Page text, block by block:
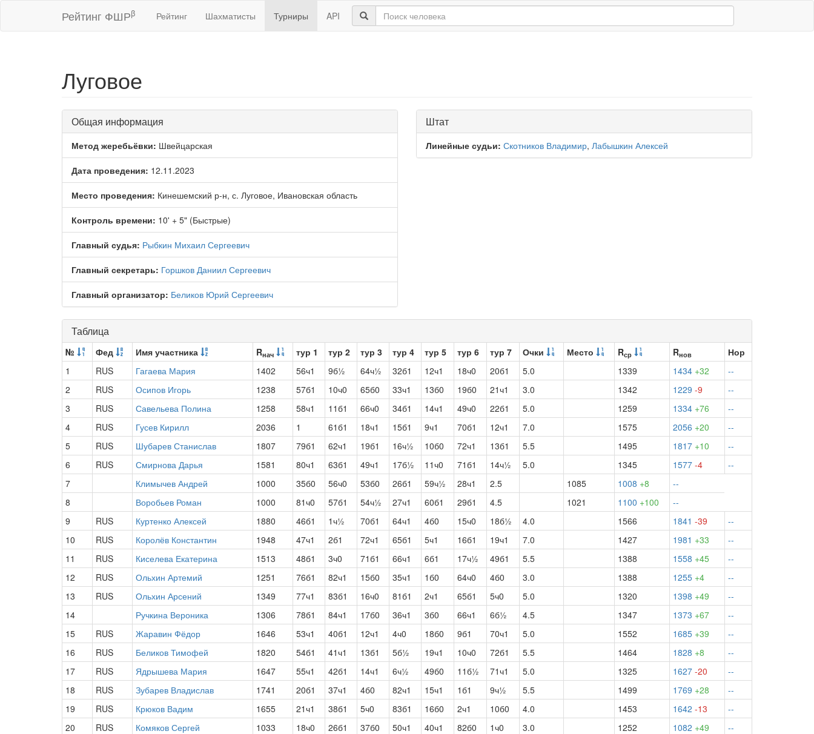
Рейтинг ФШРβ Рейтинг Шахматисты Турниры API
Луговое
Общая информация
Метод жеребьёвки: Швейцарская
Дата проведения: 12.11.2023
Место проведения: Кинешемский р-н, с. Луговое, Ивановская область
Контроль времени: 10' + 5" (Быстрые)
Главный судья: Рыбкин Михаил Сергеевич
Главный секретарь: Горшков Даниил Сергеевич
Главный организатор: Беликов Юрий Сергеевич
Штат
Линейные судьи: Скотников Владимир, Лабышкин Алексей
Таблица
№ Фед Имя участника Rнач тур 1 тур 2 тур 3 тур 4 тур 5 тур 6 тур 7 Очки Место Rср Rнов
Нор
1
RUS Гагаева Мария 1402 56ч1 9б½ 64ч½ 32б1 12ч1 18ч0 20б1 5.0 1339 1434 +32
--
2
RUS Осипов Игорь 1238 57б1 10ч0 65б0 33ч1 13б0 19б0 21ч1 3.0 1342 1229 -9
--
3
RUS Савельева Полина 1258 58ч1 11б1 66ч0 34б1 14ч1 49ч0 22б1 5.0 1259 1334 +76
--
4
RUS Гусев Кирилл 2036 1 61б1 18ч1 15б1 9ч1 70б1 12ч1 7.0 1575 2056 +20
--
5
RUS Шубарев Станислав 1807 79б1 62ч1 19б1 16ч½ 10б0 72ч1 13б1 5.5 1495 1817 +10
--
6
RUS Смирнова Дарья 1581 80ч1 63б1 49ч1 17б½ 11ч0 71б1 14ч½ 5.0 1345 1577 -4
--
7
Климычев Андрей 1000 35б0 56ч0 53б0 26б1 59ч½ 28ч1 2.5 1085 1008 +8
--
8
Воробьев Роман 1000 81ч0 57б1 54ч½ 27ч1 60б1 29б1 4.5 1021 1100 +100
--
9
RUS Куртенко Алексей 1880 46б1 1ч½ 70б1 64ч1 4б0 15ч0 18б½ 4.0 1566 1841 -39
--
10
RUS Королёв Константин 1948 47ч1 2б1 72ч1 65б1 5ч1 16б1 19ч1 7.0 1427 1981 +33
--
11
RUS Киселева Екатерина 1513 48б1 3ч0 71б1 66ч1 6б1 17ч½ 49б1 5.5 1388 1558 +45
--
12
RUS Ольхин Артемий 1251 76б1 82ч1 15б0 35ч1 1б0 64ч0 4б0 3.0 1388 1255 +4
--
13
RUS Ольхин Арсений 1349 77ч1 83б1 16ч0 81б1 2ч1 65б1 5ч0 5.0 1320 1398 +49
--
14
Ручкина Вероника 1306 78б1 84ч1 17б0 36ч1 3б0 66ч1 6б½ 4.5 1347 1373 +67
--
15
RUS Жаравин Фёдор 1646 53ч1 40б1 12ч1 4ч0 18б0 9б1 70ч1 5.0 1552 1685 +39
--
16
RUS Беликов Тимофей 1820 54б1 41ч1 13б1 5б½ 19ч1 10ч0 72б1 5.5 1464 1828 +8
--
17
RUS Ядрышева Мария 1647 55ч1 42б1 14ч1 6ч½ 49б0 11б½ 71ч1 5.0 1325 1627 -20
--
18
RUS Зубарев Владислав 1741 20б1 37ч1 4б0 82ч1 15ч1 1б1 9ч½ 5.5 1499 1769 +28
--
19
RUS Крюков Вадим 1655 21ч1 38б1 5ч0 83б1 16б0 2ч1 10б0 4.0 1453 1642 -13
--
20
RUS Комяков Сергей 1033 18ч0 26б1 37б0 50ч1 40ч1 82б0 1ч0 3.0 1252 1082 +49
--